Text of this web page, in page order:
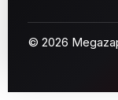
© 2026